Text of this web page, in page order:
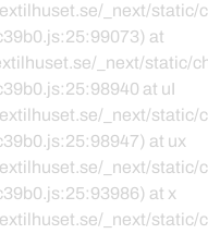
_next/static/
at
_next/static/
at uI
_next/static/
at ux
_next/static/
at x
_next/static/